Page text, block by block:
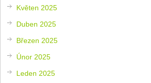
Květen 2025
Duben 2025
Březen 2025
Únor 2025
Leden 2025